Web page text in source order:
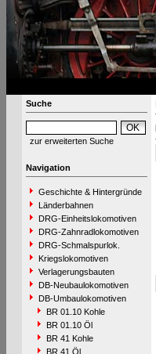
Suche
zur erweiterten Suche
Navigation
Geschichte & Hintergründe
Länderbahnen
DRG-Einheitslokomotiven
DRG-Zahnradlokomotiven
DRG-Schmalspurlok.
Kriegslokomotiven
Verlagerungsbauten
DB-Neubaulokomotiven
DB-Umbaulokomotiven
BR 01.10 Kohle
BR 01.10 Öl
BR 41 Kohle
BR 41 Öl